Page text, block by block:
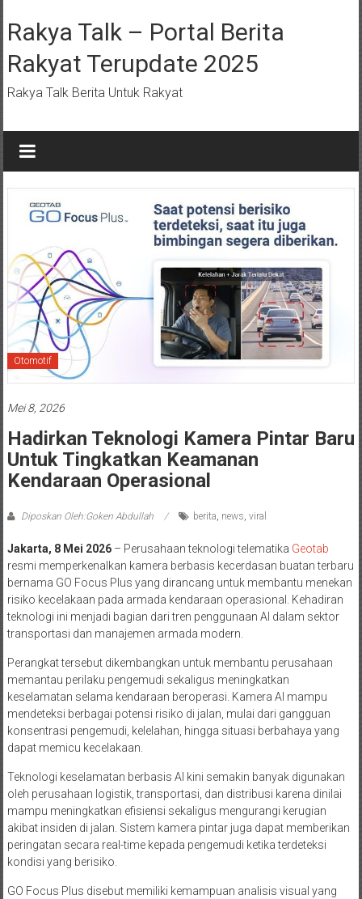
ke
konten
Rakya Talk – Portal Berita
Rakyat Terupdate 2025
Rakya Talk Berita Untuk Rakyat
Otomotif
Mei 8, 2026
Hadirkan Teknologi Kamera Pintar Baru
Untuk Tingkatkan Keamanan
Kendaraan Operasional
Diposkan Oleh:Goken Abdullah berita, news, viral
Jakarta, 8 Mei 2026– Perusahaan teknologi telematika Geotab
resmi memperkenalkan kamera berbasis kecerdasan buatan terbaru
bernama GO Focus Plus yang dirancang untuk membantu menekan
risiko kecelakaan pada armada kendaraan operasional. Kehadiran
teknologi ini menjadi bagian dari tren penggunaan AI dalam sektor
transportasi dan manajemen armada modern.
Perangkat tersebut dikembangkan untuk membantu perusahaan
memantau perilaku pengemudi sekaligus meningkatkan
keselamatan selama kendaraan beroperasi. Kamera AI mampu
mendeteksi berbagai potensi risiko di jalan, mulai dari gangguan
konsentrasi pengemudi, kelelahan, hingga situasi berbahaya yang
dapat memicu kecelakaan.
Teknologi keselamatan berbasis AI kini semakin banyak digunakan
oleh perusahaan logistik, transportasi, dan distribusi karena dinilai
mampu meningkatkan efisiensi sekaligus mengurangi kerugian
akibat insiden di jalan. Sistem kamera pintar juga dapat memberikan
peringatan secara real-time kepada pengemudi ketika terdeteksi
kondisi yang berisiko.
GO Focus Plus disebut memiliki kemampuan analisis visual yang